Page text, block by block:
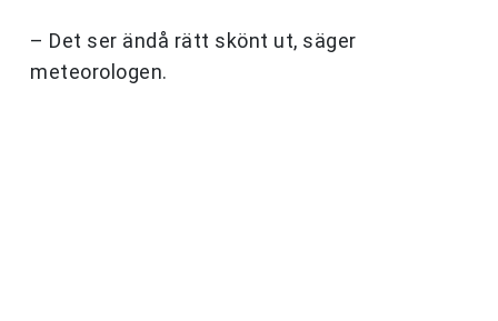
– Det ser ändå rätt skönt ut, säger
meteorologen.